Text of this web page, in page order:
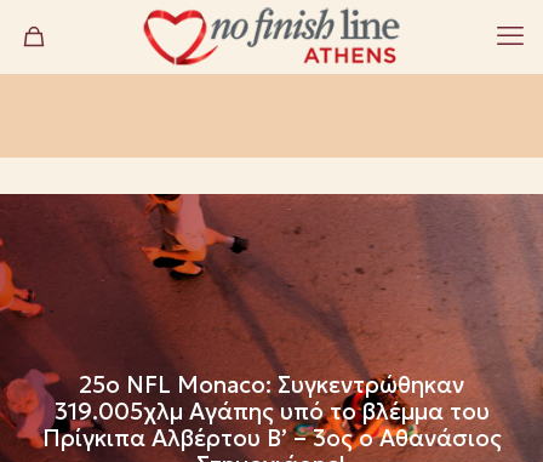
25ο NFL Monaco: Συγκεντρώθηκαν
319.005χλμ Αγάπης υπό το βλέμμα του
Πρίγκιπα Αλβέρτου Β’ – 3ος ο Αθανάσιος